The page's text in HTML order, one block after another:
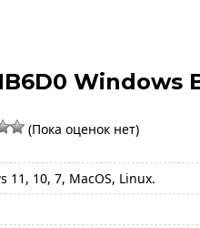
Windows
(Пока оценок нет)
11, 10, 7, MacOS, Linux.